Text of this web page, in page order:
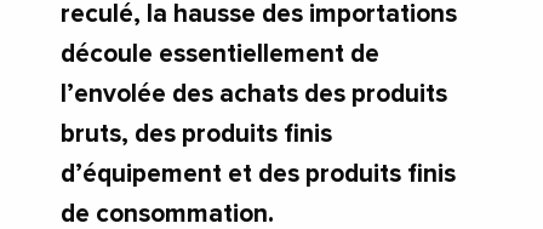
reculé, la hausse des importations
découle essentiellement de
l’envolée des achats des produits
bruts, des produits finis
d’équipement et des produits finis
de consommation.